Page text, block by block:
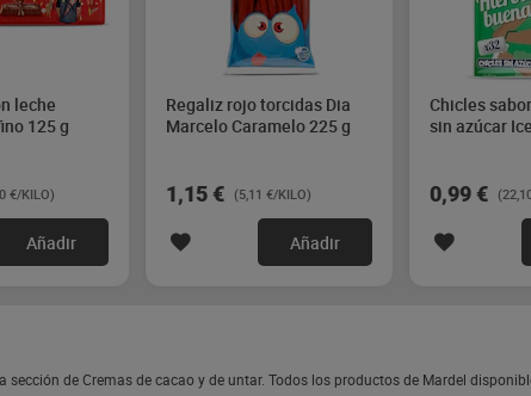
leche
125 g
€/KILO)
Añadir
Regaliz rojo torcidas Dia
Marcelo Caramelo 225 g
1,15 € (5,11 €/KILO)
Añadir
Chicles
sin azúcar
0,99 €
de Cremas de cacao y de untar. Todos los productos de Mardel